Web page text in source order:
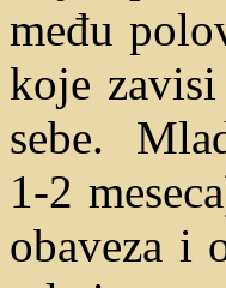
među
koje zavisi
sebe.
1-2
obaveza i